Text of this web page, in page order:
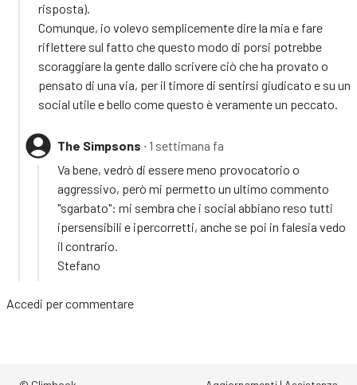
risposta).
Comunque, io volevo semplicemente dire la mia e fare
riflettere sul fatto che questo modo di porsi potrebbe
scoraggiare la gente dallo scrivere ciò che ha provato o
pensato di una via, per il timore di sentirsi giudicato e su un
social utile e bello come questo è veramente un peccato.
The Simpsons ∙ 1 settimana fa
Va bene, vedrò di essere meno provocatorio o
aggressivo, però mi permetto un ultimo commento
"sgarbato": mi sembra che i social abbiano reso tutti
ipersensibili e ipercorretti, anche se poi in falesia vedo
il contrario.
Stefano
Accedi per commentare